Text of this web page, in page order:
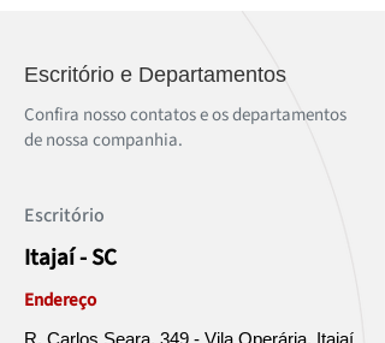
Escritório e Departamentos
Confira nosso contatos e os departamentos
de nossa companhia.
Escritório
Itajaí - SC
Endereço
R. Carlos Seara, 349 - Vila Operária, Itajaí